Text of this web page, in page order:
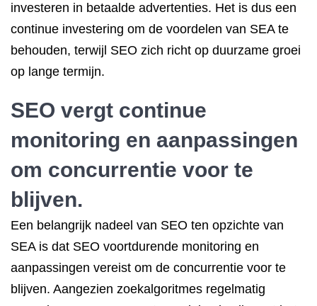
investeren in betaalde advertenties. Het is dus een
continue investering om de voordelen van SEA te
behouden, terwijl SEO zich richt op duurzame groei
op lange termijn.
SEO vergt continue
monitoring en aanpassingen
om concurrentie voor te
blijven.
Een belangrijk nadeel van SEO ten opzichte van
SEA is dat SEO voortdurende monitoring en
aanpassingen vereist om de concurrentie voor te
blijven. Aangezien zoekalgoritmes regelmatig